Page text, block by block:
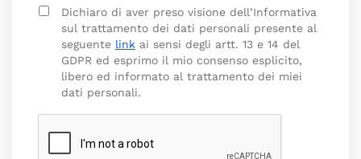
Dichiaro di aver preso visione dell’Informativa
sul trattamento dei dati personali presente al
seguente link ai sensi degli artt. 13 e 14 del
GDPR ed esprimo il mio consenso esplicito,
libero ed informato al trattamento dei miei
dati personali.